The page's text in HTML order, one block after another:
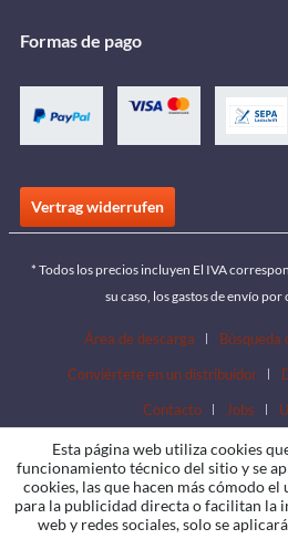
Formas de pago
Vertrag widerrufen
* Todos los precios incluyen El IVA
su caso, los gastos de envío
Área de descarga
Búsqueda
Conviértete en un distribuidor
Contacto
Jobs
Esta página web utiliza cookies
funcionamiento técnico del sitio y se
cookies, las que hacen más cómodo el
para la publicidad directa o facilitan la
web y redes sociales, solo se